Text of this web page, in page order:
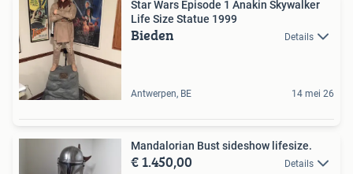
Star Wars Episode 1 Anakin Skywalker
Life Size Statue 1999
Bieden Details
Antwerpen, BE 14 mei 26
Mandalorian Bust sideshow lifesize.
€ 1.450,00 Details